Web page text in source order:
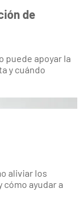
de
puede apoyar la
y cuándo
aliviar los
ayudar a